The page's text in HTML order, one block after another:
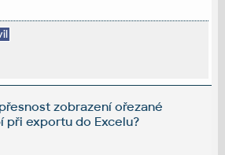
zobrazení ořezané
při exportu do Excelu?